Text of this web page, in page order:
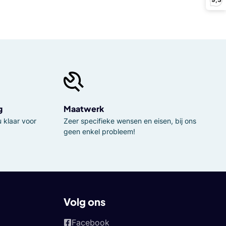
klaar voor
Maatwerk
Zeer specifieke wensen en eisen, bij ons
geen enkel probleem!
Volg ons
Facebook